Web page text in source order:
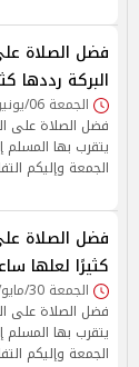
فضل الصلاة
البركة رددها
الجمعة 06/يونيو/2025 - 03:51 م
فضل الصلاة على
يتقرب بها المسلم
الجمعة وإليكم
فضل الصلاة
كثيرًا لعلها
الجمعة 30/مايو/2025 - 01:00 م
فضل الصلاة على
يتقرب بها المسلم
الجمعة وإليكم